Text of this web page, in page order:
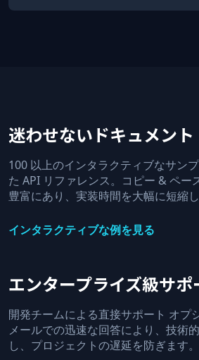
迷わせないドキュメント
100 以上のインタラクティブなサン
た API リファレンス。コピー & ペー
豊富にあり、実装時間を大幅に短縮し
インタラクティブな例を見る
エンタープライズ級サポ
開発チームによる直接サポート オプ
メールでの迅速な回答により、技術
し、プロジェクトの遅延を防ぎます。